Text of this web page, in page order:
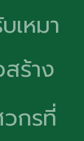
เหมา
ร้าง
กรที่